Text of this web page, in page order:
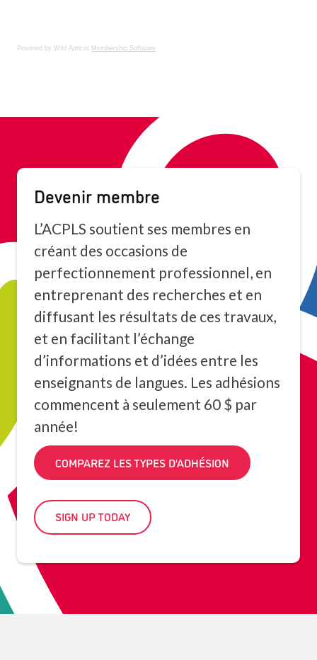
Powered by Wild Apricot Membership Software
Devenir membre
L’ACPLS soutient ses membres en
créant des occasions de
perfectionnement professionnel, en
entreprenant des recherches et en
diffusant les résultats de ces travaux,
et en facilitant l’échange
d’informations et d’idées entre les
enseignants de langues. Les adhésions
commencent à seulement 60 $ par
année!
COMPAREZ LES TYPES D’ADHÉSION
SIGN UP TODAY